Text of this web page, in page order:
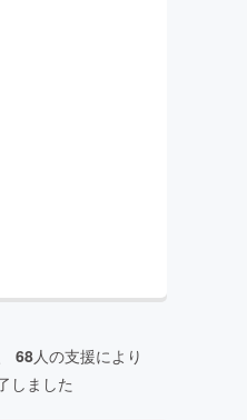
68人の支援により
しました